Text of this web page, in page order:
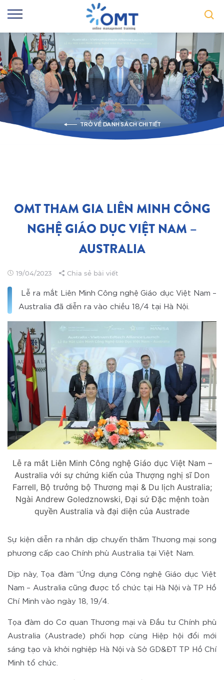
TRỞ VỀ DANH SÁCH CHI TIẾT
OMT THAM GIA LIÊN MINH CÔNG
NGHỆ GIÁO DỤC VIỆT NAM –
AUSTRALIA
19/04/2023 Chia sẻ bài viết
Lễ ra mắt Liên Minh Công nghệ Giáo dục Việt Nam –
Australia đã diễn ra vào chiều 18/4 tại Hà Nội.
Lễ ra mắt Liên Minh Công nghệ Giáo dục Việt Nam –
Australia với sự chứng kiến của Thượng nghị sĩ Don
Farrell, Bộ trưởng bộ Thương mại & Du lịch Australia;
Ngài Andrew Goledznowski, Đại sứ Đặc mệnh toàn
quyền Australia và đại diện của Austrade
Sự kiện diễn ra nhân dịp chuyến thăm Thương mại song
phương cấp cao Chính phủ Australia tại Việt Nam.
Dịp này, Tọa đàm “Ứng dụng Công nghệ Giáo dục Việt
Nam – Australia cũng được tổ chức tại Hà Nội và TP Hồ
Chí Minh vào ngày 18, 19/4.
Tọa đàm do Cơ quan Thương mại và Đầu tư Chính phủ
Australia (Austrade) phối hợp cùng Hiệp hội đổi mới
sáng tạo và khởi nghiệp Hà Nội và Sở GD&ĐT TP Hồ Chí
Minh tổ chức.